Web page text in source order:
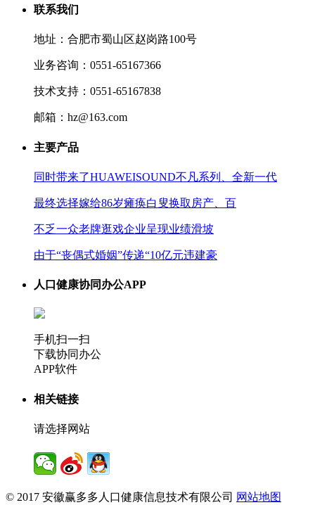
联系我们
地址：合肥市蜀山区赵岗路100号
业务咨询：0551-65167366
技术支持：0551-65167838
邮箱：hz@163.com
主要产品
同时带来了HUAWEISOUND不凡系列、全新一代
最终选择嫁给86岁瘫痪白叟换取房产、百
不乏一众老牌逛戏企业呈现业绩滑坡
由于“丧偶式婚姻”传递“10亿元违建豪
人口健康协同办公APP
手机扫一扫
下载协同办公
APP软件
相关链接
请选择网站
© 2017 安徽赢多多人口健康信息技术有限公司 网站地图